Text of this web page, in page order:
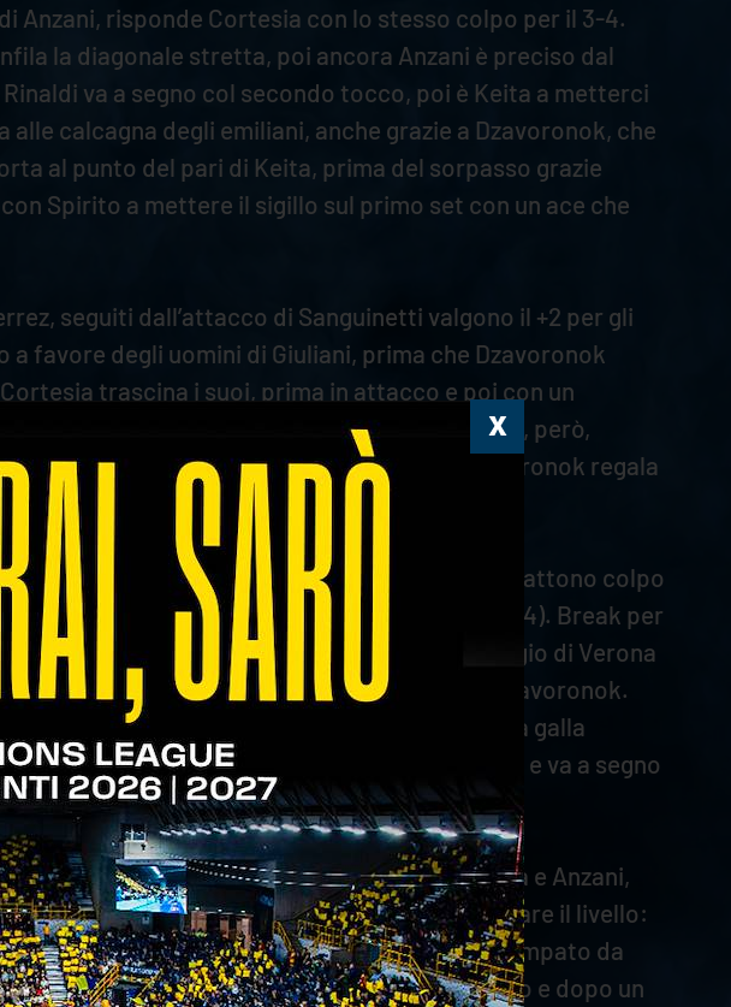
Anzani, risponde Cortesia con lo stesso colpo per il 3-4.
la diagonale stretta, poi ancora Anzani è preciso dal
va a segno col secondo tocco, poi è Keita a metterci
calcagna degli emiliani, anche grazie a Dzavoronok, che
al punto del pari di Keita, prima del sorpasso grazie
Spirito a mettere il sigillo sul primo set con un ace che
seguiti dall’attacco di Sanguinetti valgono il +2 per gli
favore degli uomini di Giuliani, prima che Dzavoronok
trascina i suoi, prima in attacco e poi con un
metri e Rinaldi incrocia in modo preciso. Vitelli, però,
a spingere da posto quattro e allunga. Dzavoronok regala
sulla frazione (25-18).
avvio equilibrato, con le due squadre che ribattono colpo
il muro di Vitelli che esalta il tifo veronese (5-4). Break per
anche a muro, così come Cortesia e il vantaggio di Verona
gli avversari con i colpi di Cortesia e Dzavoronok.
i canarini accorciano sul 19-15. Anzani tiene a galla
Keita firma il set point. Mozic prende la mira e va a segno
Sfida ravvicinata da posto tre tra Cortesia e Anzani,
di prendere il largo, ma Keita torna ad alzare il livello:
così la parità (8-8). Il monster block stampato da
tornano sopra (11-12). Si gioca punto a punto e dopo un